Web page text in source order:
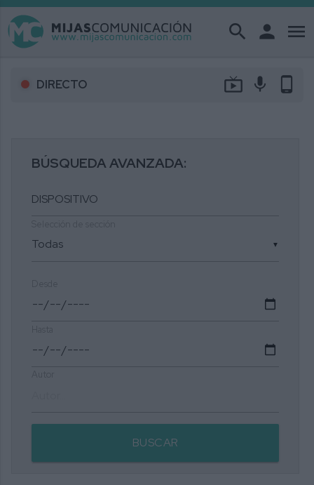
search person menu
DIRECTO live_tv mic phone_android
BÚSQUEDA AVANZADA:
▼
BUSCAR